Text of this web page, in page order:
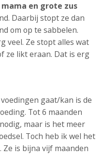
en grote zus
Daarbij stopt ze dan
om op te sabbelen.
veel. Ze stopt alles wat
ze likt eraan. Dat is erg
gaat/kan is de
Tot 6 maanden
maar is het meer
Toch heb ik wel het
Ze is bijna vijf maanden